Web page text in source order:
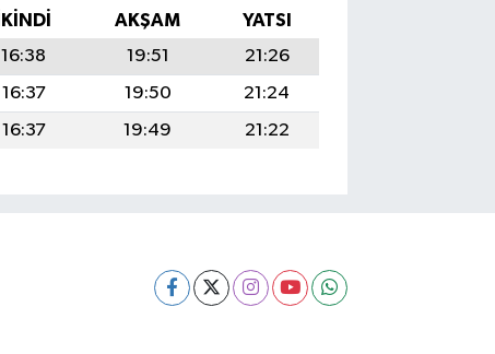
İKINDI AKŞAM
YATSI
16:38 19:51
21:26
16:37 19:50
21:24
16:37 19:49 21:22